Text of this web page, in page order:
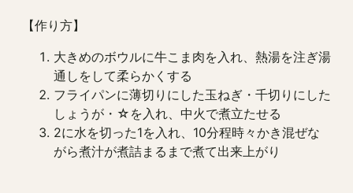
【作り方】
大きめのボウルに牛こま肉を入れ、熱湯を注ぎ湯
通しをして柔らかくする
フライパンに薄切りにした玉ねぎ・千切りにした
しょうが・☆を入れ、中火で煮立たせる
2に水を切った1を入れ、10分程時々かき混ぜな
がら煮汁が煮詰まるまで煮て出来上がり